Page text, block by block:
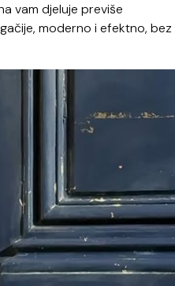
vam djeluje previše
moderno i efektno, bez